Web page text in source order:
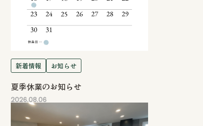
新着情報 お知らせ
夏季休業のお知らせ
2026.08.06